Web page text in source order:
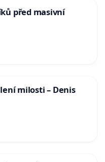
před masivní
milosti – Denis